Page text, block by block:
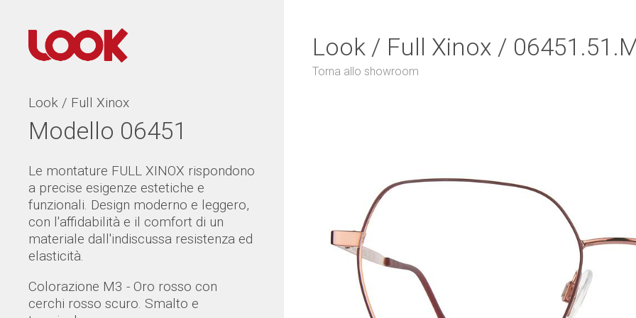
Look / Full Xinox
Modello 06451
Le montature FULL XINOX rispondono
a precise esigenze estetiche e
funzionali. Design moderno e leggero,
con l'affidabilità e il comfort di un
materiale dall'indiscussa resistenza ed
elasticità.
Colorazione M3 - Oro rosso con
cerchi rosso scuro. Smalto e
Look / Full Xinox /
Torna allo showroom